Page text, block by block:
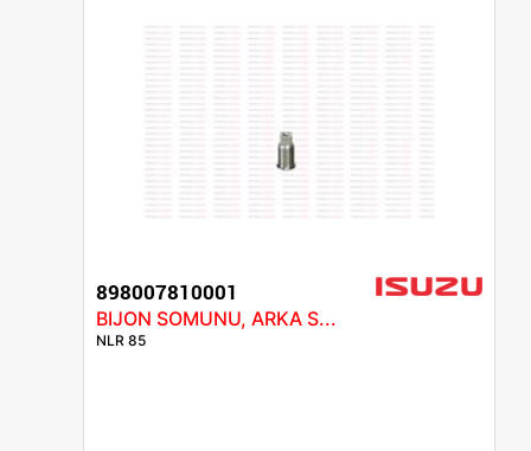
898007810001
BIJON SOMUNU, ARKA S...
NLR 85